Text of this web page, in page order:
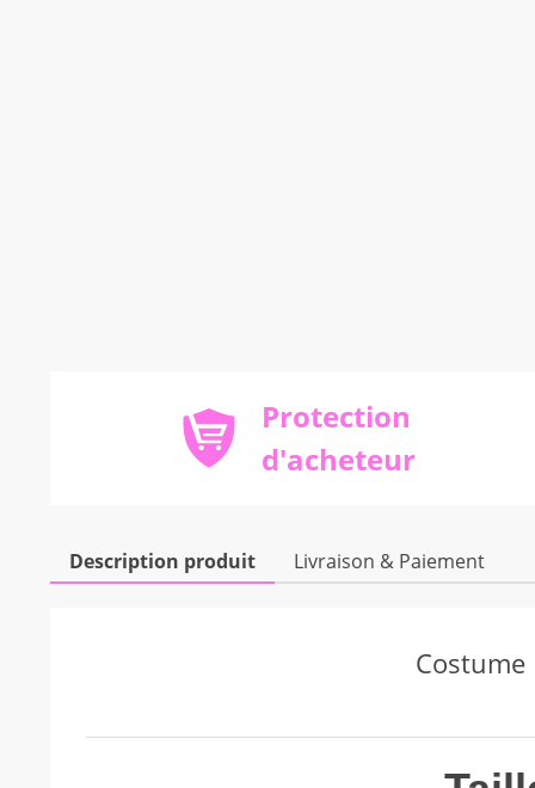
Protection
d'acheteur
Description produit Livraison & Paiement
Costume